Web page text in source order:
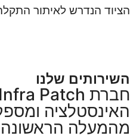
הציוד הנדרש לאיתור
השירותים שלנו
האינסטלציה
מהמעלה הראשונה